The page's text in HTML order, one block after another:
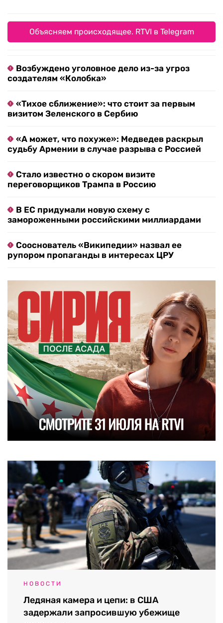
Объясняем происходящее. RTVI в Telegram
Возбуждено уголовное дело из-за угроз
создателям «Колобка»
«Тихое сближение»: что стоит за первым
визитом Зеленского в Сербию
«А может, что похуже»: Медведев раскрыл
судьбу Армении в случае разрыва с Россией
Стало известно о скором визите
переговорщиков Трампа в Россию
В ЕС придумали новую схему с
замороженными российскими миллиардами
Сооснователь «Википедии» назвал ее
рупором пропаганды в интересах ЦРУ
НОВОСТИ
Ледяная камера и цепи: в США
задержали запросившую убежище